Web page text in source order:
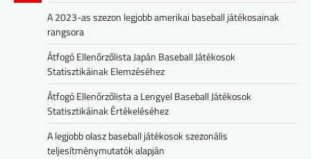
A 2023-as szezon legjobb amerikai baseball játékosainak
rangsora
Átfogó Ellenőrzőlista Japán Baseball Játékosok
Statisztikáinak Elemzéséhez
Átfogó Ellenőrzőlista a Lengyel Baseball Játékosok
Statisztikáinak Értékeléséhez
A legjobb olasz baseball játékosok szezonális
teljesítménymutatók alapján